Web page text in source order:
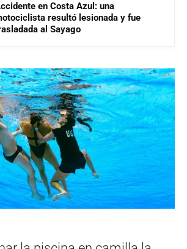
en Costa Azul: una
resultó lesionada y fue
al Sayago